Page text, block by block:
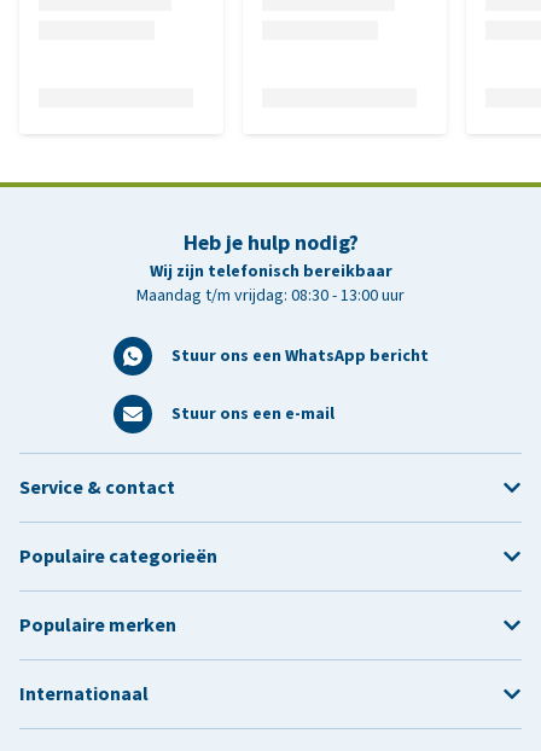
Heb je hulp nodig?
Wij zijn telefonisch bereikbaar
Maandag t/m vrijdag: 08:30 - 13:00 uur
Stuur ons een WhatsApp bericht
Stuur ons een e-mail
Service & contact
Populaire categorieën
Populaire merken
Internationaal